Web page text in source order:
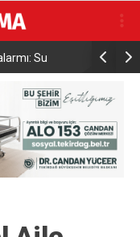
söndürüldü